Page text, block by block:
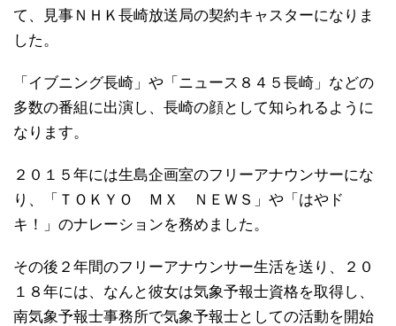
て、見事ＮＨＫ長崎放送局の契約キャスターになりま
した。
「イブニング長崎」や「ニュース８４５長崎」などの
多数の番組に出演し、長崎の顔として知られるように
なります。
２０１５年には生島企画室のフリーアナウンサーにな
り、「ＴＯＫＹＯ ＭＸ ＮＥＷＳ」や「はやド
キ！」のナレーションを務めました。
その後２年間のフリーアナウンサー生活を送り、２０
１８年には、なんと彼女は気象予報士資格を取得し、
南気象予報士事務所で気象予報士としての活動を開始